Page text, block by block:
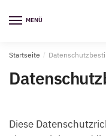
Navigation
Inhalt MENÜ
Startseite /
Diese